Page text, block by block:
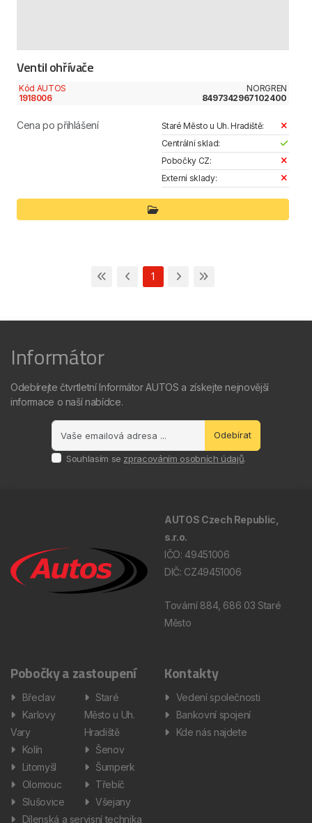
Ventil ohřívače
Kód AUTOS
1918006
NORGREN
8497342967102400
Cena po přihlášení
Staré Město u Uh. Hradiště:
Centrální sklad:
Pobočky CZ:
Externí sklady:
1
Informátor
Odebírejte čtvrtletní Informátor AUTOS a získejte nejnovější
informace o naší nabídce.
Odebírat
Souhlasím se zpracováním osobních údajů.
AUTOS Czech Republic,
s.r.o.
IČO: 49451006
DIČ: CZ49451006
Tovární 884, 686 03 Staré
Město
Pobočky a zastoupení
Břeclav
Karlovy
Vary
Kolín
Litomyšl
Olomouc
Slušovice
Staré
Město u Uh.
Hradiště
Šenov
Šumperk
Třebíč
Všejany
Dílenská a servisní technika
Kontakty
Vedení společnosti
Bankovní spojení
Kde nás najdete